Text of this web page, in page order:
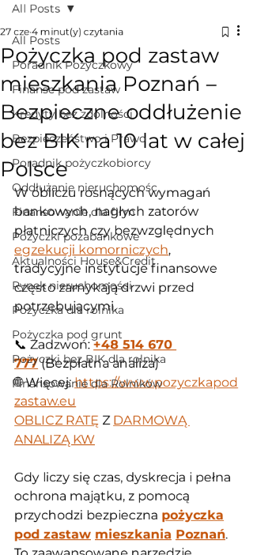
All Posts
Poradnik Pożyczkowy
Finanse pod zastaw
Kredyty bez zdolności
Bezpieczeństwo i Prawo
Poradnik pożyczkobiorcy
Oddłużanie nieruchomośc
Finansowanie dla firm
Pożyczki pozabankowe
Aktualności House&Credit
Rynek nieruchomości
Pożyczka dla rolnika
Pożyczka pod grunt
Pożyczki bez BIK dla rolnika
Finansowanie dla Rolników
All Posts
Pożyczka pod zastaw
mieszkania Poznań –
Bezpieczne oddłużenie
bez BIK na 10 lat w całej
Polsce
27 cze 4 minut(y) czytania
W obliczu rosnących wymagań
bankowych, nagłych zatorów
płatniczych czy bezwzględnych
egzekucji komorniczych,
tradycyjne instytucje finansowe
często zamykają drzwi przed
potrzebującymi.
📞 Zadzwoń: +48 514 670
777 (Bezpłatna analiza)
🌐 Więcej: https://www.pozyczkapod
zastaw.eu
OBLICZ RATĘ Z DARMOWĄ
ANALIZĄ KW
Gdy liczy się czas, dyskrecja i pełna
ochrona majątku, z pomocą
przychodzi bezpieczna pożyczka
pod zastaw mieszkania Poznań.